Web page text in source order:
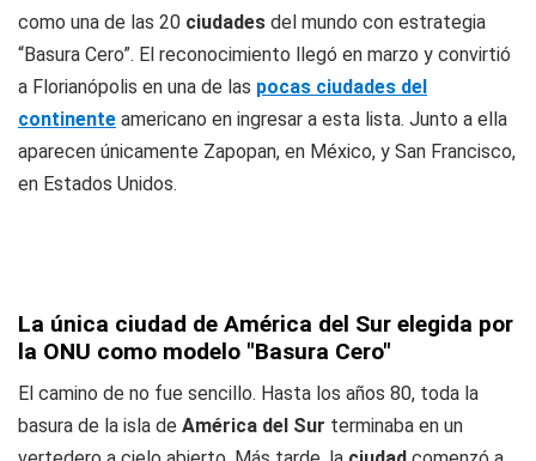
como una de las 20 ciudades del mundo con estrategia
“Basura Cero”. El reconocimiento llegó en marzo y convirtió
a Florianópolis en una de las pocas ciudades del
continente americano en ingresar a esta lista. Junto a ella
aparecen únicamente Zapopan, en México, y San Francisco,
en Estados Unidos.
La única ciudad de América del Sur elegida por
la ONU como modelo "Basura Cero"
El camino de no fue sencillo. Hasta los años 80, toda la
basura de la isla de América del Sur terminaba en un